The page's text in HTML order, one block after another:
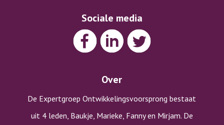
Sociale media
Over
De Expertgroep Ontwikkelingsvoorsprong bestaat
uit 4 leden, Baukje, Marieke, Fanny en Mirjam. De